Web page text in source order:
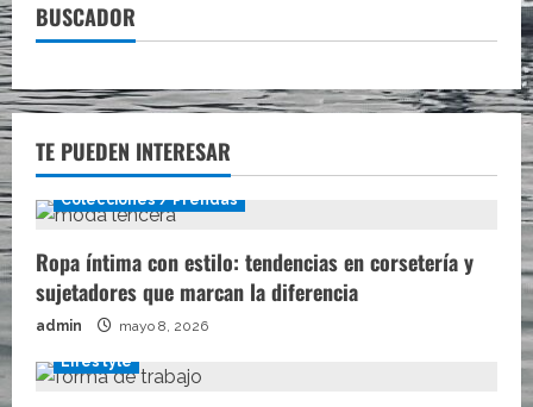
las
BUSCADOR
TE PUEDEN INTERESAR
Colecciones / Prendas
Ropa íntima con estilo: tendencias en corsetería y
sujetadores que marcan la diferencia
admin mayo 8, 2026
Lifestyle